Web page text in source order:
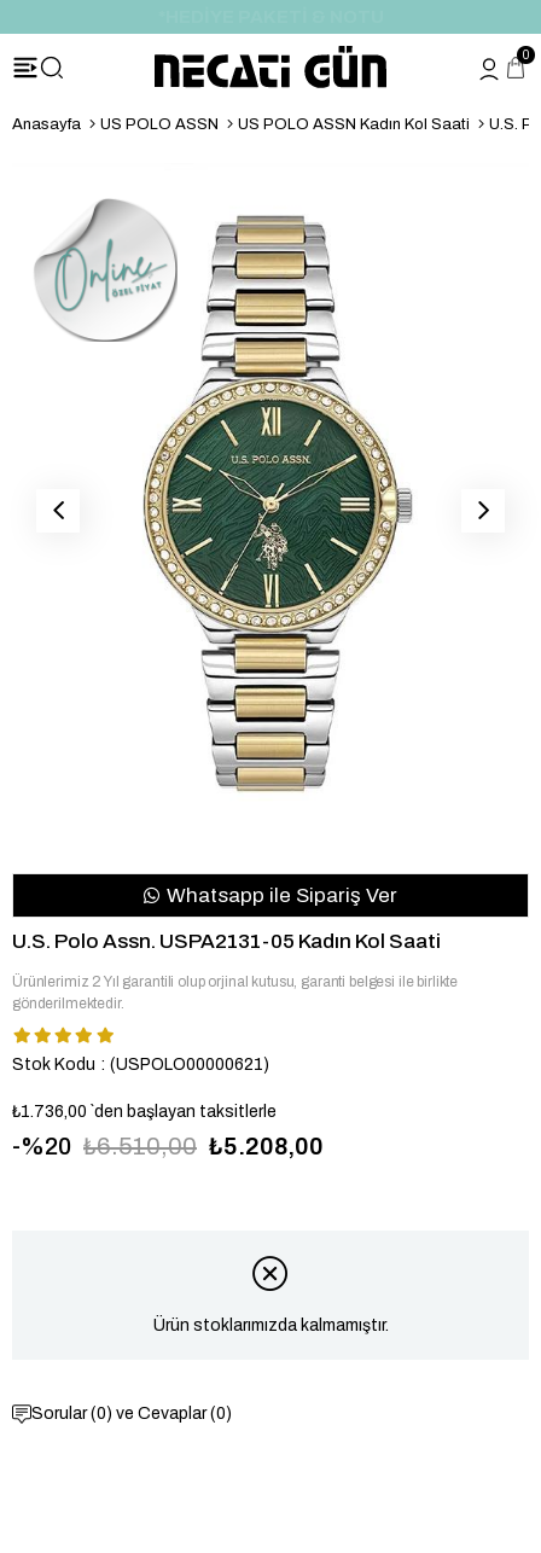
0
Anasayfa US POLO ASSN US POLO ASSN Kadın Kol Saati U.S.
Whatsapp ile Sipariş Ver
U.S. Polo Assn. USPA2131-05 Kadın Kol Saati
Ürünlerimiz 2 Yıl garantili olup orjinal kutusu, garanti belgesi ile birlikte
gönderilmektedir.
Stok Kodu (USPOLO00000621)
₺1.736,00 `den başlayan taksitlerle
20 ₺6.510,00 ₺5.208,00
Ürün stoklarımızda kalmamıştır.
Sorular (0) ve Cevaplar (0)